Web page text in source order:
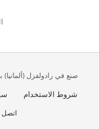
صنع في رادولفزل
شروط الاستخدام
اتصل